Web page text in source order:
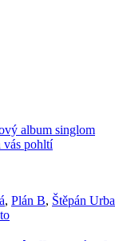
, Plán B, Štěpán